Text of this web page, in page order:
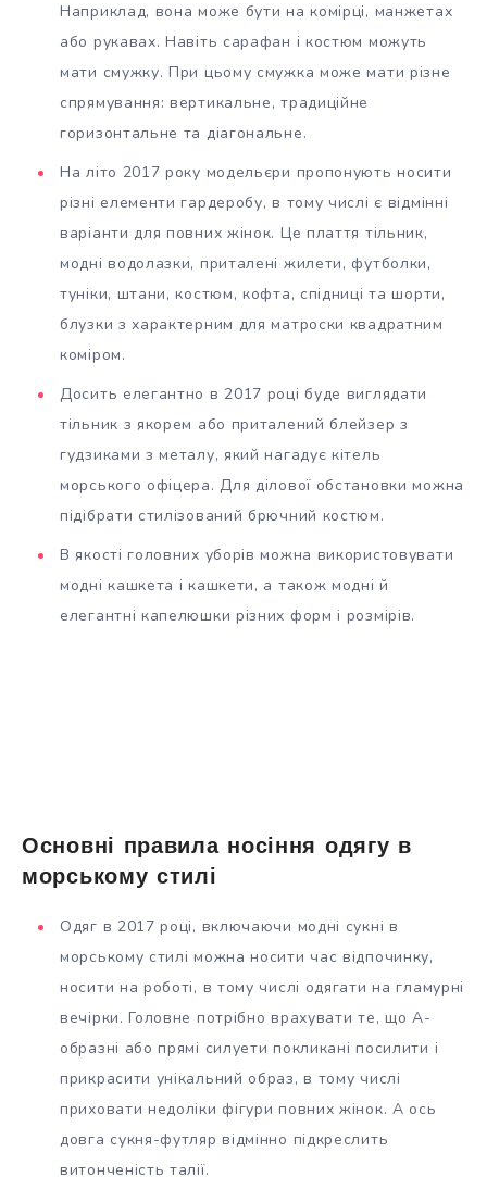
Наприклад, вона може бути на комірці, манжетах
або рукавах. Навіть сарафан і костюм можуть
мати смужку. При цьому смужка може мати різне
спрямування: вертикальне, традиційне
горизонтальне та діагональне.
На літо 2017 року модельєри пропонують носити
різні елементи гардеробу, в тому числі є відмінні
варіанти для повних жінок. Це плаття тільник,
модні водолазки, приталені жилети, футболки,
туніки, штани, костюм, кофта, спідниці та шорти,
блузки з характерним для матроски квадратним
коміром.
Досить елегантно в 2017 році буде виглядати
тільник з якорем або приталений блейзер з
гудзиками з металу, який нагадує кітель
морського офіцера. Для ділової обстановки можна
підібрати стилізований брючний костюм.
В якості головних уборів можна використовувати
модні кашкета і кашкети, а також модні й
елегантні капелюшки різних форм і розмірів.
Основні правила носіння одягу в
морському стилі
Одяг в 2017 році, включаючи модні сукні в
морському стилі можна носити час відпочинку,
носити на роботі, в тому числі одягати на гламурні
вечірки. Головне потрібно врахувати те, що А-
образні або прямі силуети покликані посилити і
прикрасити унікальний образ, в тому числі
приховати недоліки фігури повних жінок. А ось
довга сукня-футляр відмінно підкреслить
витонченість талії.